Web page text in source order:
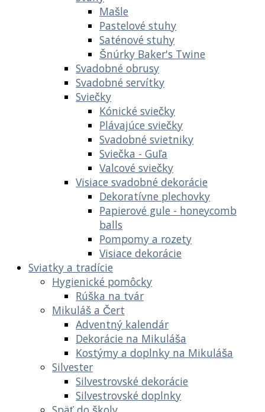
Mašle
Pastelové stuhy
Saténové stuhy
Šnúrky Baker's Twine
Svadobné obrusy
Svadobné servítky
Sviečky
Kónické sviečky
Plávajúce sviečky
Svadobné svietniky
Sviečka - Guľa
Valcové sviečky
Visiace svadobné dekorácie
Dekoratívne plechovky
Papierové gule - honeycomb
balls
Pompomy a rozety
Visiace dekorácie
Sviatky a tradície
Hygienické pomôcky
Rúška na tvár
Mikuláš a Čert
Adventný kalendár
Dekorácie na Mikuláša
Kostýmy a doplnky na Mikuláša
Silvester
Silvestrovské dekorácie
Silvestrovské doplnky